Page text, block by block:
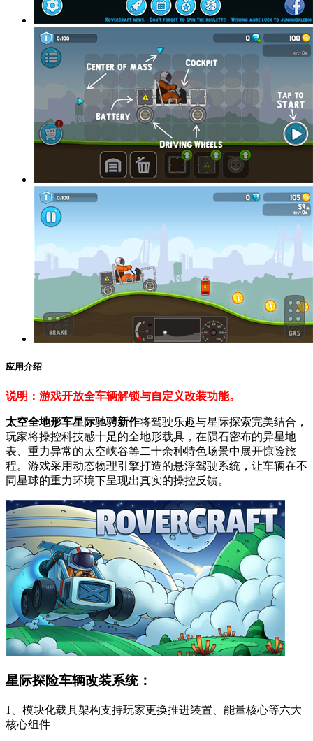
应用介绍
说明：游戏开放全车辆解锁与自定义改装功能。
太空全地形车星际驰骋新作将驾驶乐趣与星际探索完美结合，
玩家将操控科技感十足的全地形载具，在陨石密布的异星地
表、重力异常的太空峡谷等二十余种特色场景中展开惊险旅
程。游戏采用动态物理引擎打造的悬浮驾驶系统，让车辆在不
同星球的重力环境下呈现出真实的操控反馈。
星际探险车辆改装系统：
1、模块化载具架构支持玩家更换推进装置、能量核心等六大
核心组件